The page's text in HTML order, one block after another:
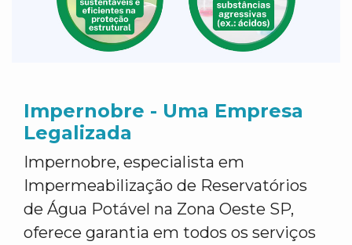
Impernobre - Uma Empresa
Legalizada
Impernobre, especialista em
Impermeabilização de Reservatórios
de Água Potável na Zona Oeste SP,
oferece garantia em todos os serviços